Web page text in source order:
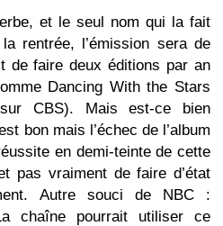
et le seul nom qui la fait
rentrée, l’émission sera de
de faire deux éditions par an
Dancing With the Stars
CBS). Mais est-ce bien
bon mais l’échec de l’album
en demi-teinte de cette
pas vraiment de faire d’état
Autre souci de NBC :
chaîne pourrait utiliser ce